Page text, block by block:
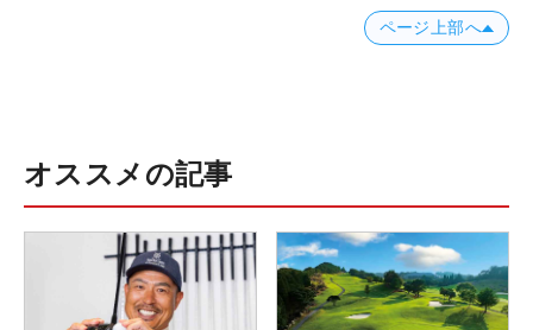
ページ上部へ
オススメの記事